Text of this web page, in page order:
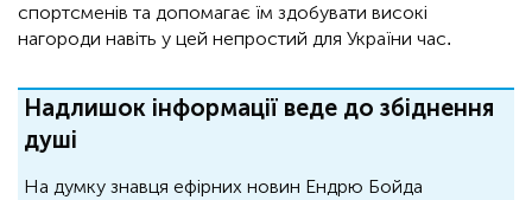
спортсменів та допомагає їм здобувати високі
нагороди навіть у цей непростий для України час.
Надлишок інформації веде до збіднення
душі
На думку знавця ефірних новин Ендрю Бойда